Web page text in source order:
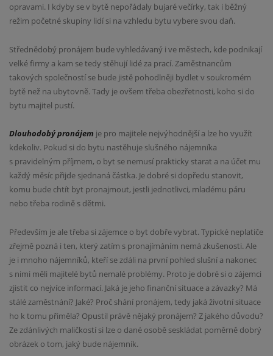
opravami. I kdyby se v bytě nepořádaly bujaré večírky, tak i běžný
režim početné skupiny lidí si na vzhledu bytu vybere svou daň.
Střednědobý pronájem bude vyhledávaný i ve městech, kde podnikají
velké firmy a kam se tedy stěhují lidé za prací. Zaměstnancům
takových společností se bude jistě pohodlněji bydlet v soukromém
bytě než na ubytovně. Tady je ovšem třeba obezřetnosti, koho si do
bytu majitel pustí.
Dlouhodobý pronájem je pro majitele nejvýhodnější a lze ho využít
kdekoliv. Pokud si do bytu nastěhuje slušného nájemníka
s pravidelným příjmem, o byt se nemusí prakticky starat a na účet mu
každý měsíc přijde sjednaná částka. Je dobré si dopředu stanovit,
komu bude chtít byt pronajmout, jestli jednotlivci, mladému páru
nebo třeba rodině s dětmi.
Především je ale třeba si zájemce o byt dobře vybrat. Typické neplatiče
zřejmě pozná i ten, který zatím s pronajímáním nemá zkušenosti. Ale
je i mnoho nájemníků, kteří se zdáli na první pohled slušní a nakonec
s nimi měli majitelé bytů nemalé problémy. Proto je dobré si o zájemci
zjistit co nejvíce informací. Jaká je jeho finanční situace a závazky? Má
stálé zaměstnání? Jaké? Proč shání pronájem, tedy jaká životní situace
ho k tomu přiměla? Opustil právě nějaký pronájem? Z jakého důvodu?
Ze zdánlivých maličkostí si lze o dané osobě seskládat poměrně dobrý
obrázek o tom, jaký bude nájemník.